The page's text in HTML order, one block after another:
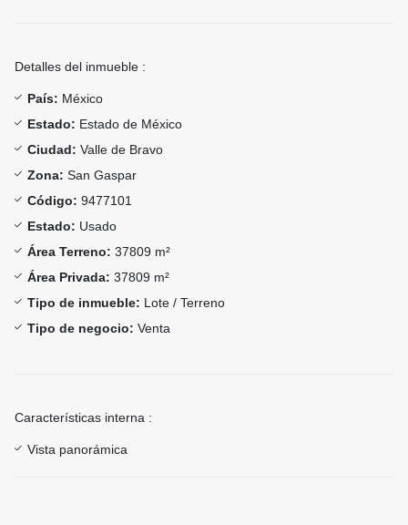
Detalles del inmueble :
País: México
Estado: Estado de México
Ciudad: Valle de Bravo
Zona: San Gaspar
Código: 9477101
Estado: Usado
Área Terreno: 37809 m²
Área Privada: 37809 m²
Tipo de inmueble: Lote / Terreno
Tipo de negocio: Venta
Características interna :
Vista panorámica